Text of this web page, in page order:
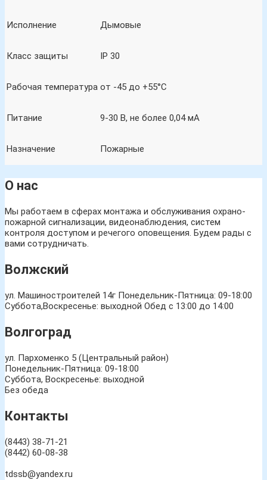
Исполнение Дымовые
Класс защиты IP 30
Рабочая температура от -45 до +55°С
Питание 9-30 В, не более 0,04 мА
Назначение Пожарные
О нас
Мы работаем в сферах монтажа и обслуживания охрано-
пожарной сигнализации, видеонаблюдения, систем
контроля доступом и речегого оповещения. Будем рады с
вами сотрудничать.
Волжский
ул. Машиностроителей 14г Понедельник-Пятница: 09-18:00
Суббота,Воскресенье: выходной Обед с 13:00 до 14:00
Волгоград
ул. Пархоменко 5 (Центральный район)
Понедельник-Пятница: 09-18:00
Суббота, Воскресенье: выходной
Без обеда
Контакты
(8443) 38-71-21
(8442) 60-08-38
tdssb@yandex.ru